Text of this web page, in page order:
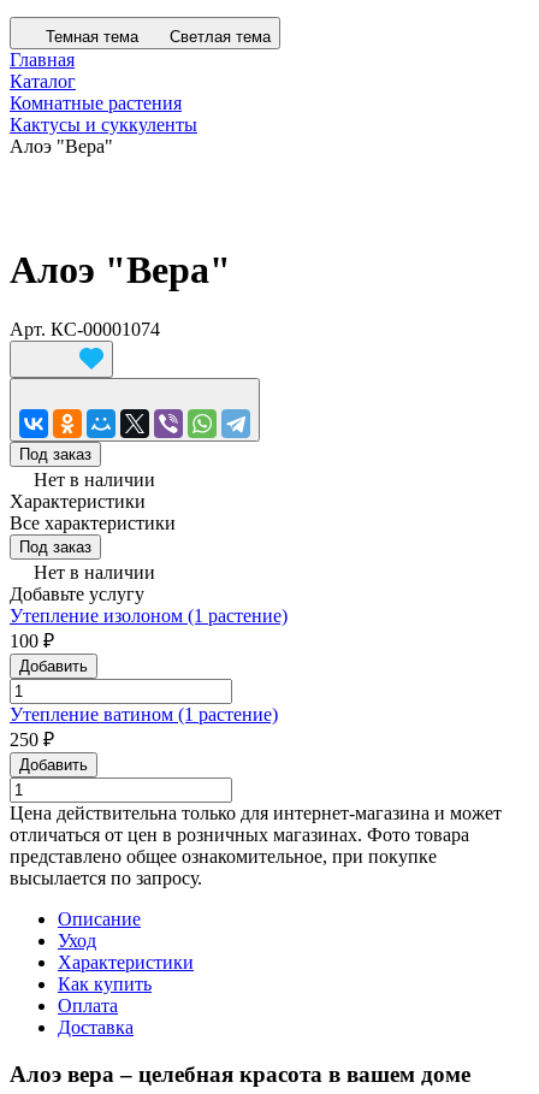
Темная тема Светлая тема
Главная
Каталог
Комнатные растения
Кактусы и суккуленты
Алоэ "Вера"
Алоэ "Вера"
Арт. КС-00001074
Под заказ
Нет в наличии
Характеристики
Все характеристики
Под заказ
Нет в наличии
Добавьте услугу
Утепление изолоном (1 растение)
100 ₽
Добавить
Утепление ватином (1 растение)
250 ₽
Добавить
Цена действительна только для интернет-магазина и может
отличаться от цен в розничных магазинах. Фото товара
представлено общее ознакомительное, при покупке
высылается по запросу.
Описание
Уход
Характеристики
Как купить
Оплата
Доставка
Алоэ вера – целебная красота в вашем доме